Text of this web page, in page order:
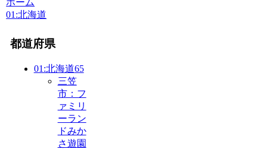
ホーム
01:北海道
都道府県
01:北海道65
三笠
市：フ
ァミリ
ーラン
ドみか
さ遊園